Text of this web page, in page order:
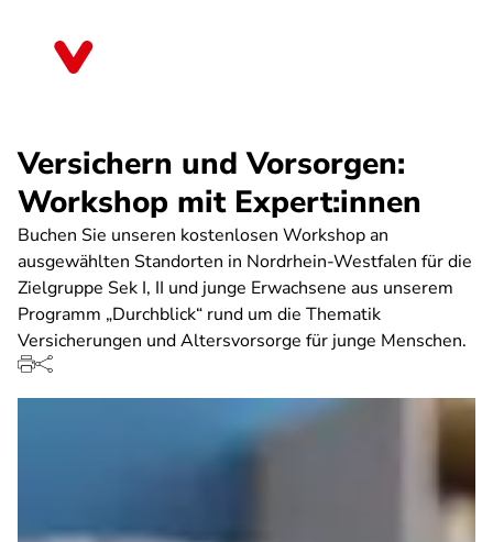
Versichern und Vorsorgen:
Workshop mit Expert:innen
Buchen Sie unseren kostenlosen Workshop an
ausgewählten Standorten in Nordrhein-Westfalen für die
Zielgruppe Sek I, II und junge Erwachsene aus unserem
Programm „Durchblick“ rund um die Thematik
Versicherungen und Altersvorsorge für junge Menschen.